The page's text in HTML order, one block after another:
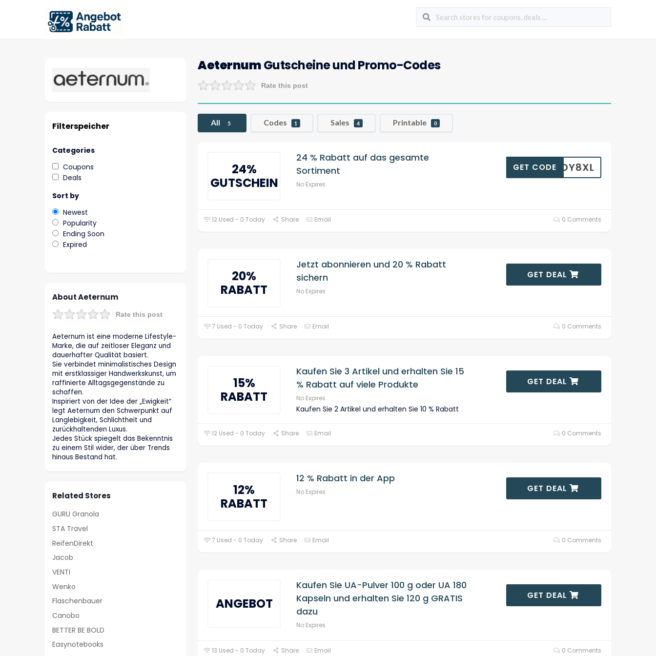
AeternumGutscheine und Promo-Codes
Rate this post
All 5 Codes 1 Sales 4 Printable 0
24%
GUTSCHEIN
24 % Rabatt auf das gesamte
Sortiment
No Expires
DXGDY8XL
GET CODE
12 Used - 0 Today Share Email 0 Comments
20%
RABATT
Jetzt abonnieren und 20 % Rabatt
sichern
No Expires
GET DEAL
7 Used - 0 Today Share Email 0 Comments
15%
RABATT
Kaufen Sie 3 Artikel und erhalten Sie 15
% Rabatt auf viele Produkte
No Expires
Kaufen Sie 2 Artikel und erhalten Sie 10 % Rabatt
GET DEAL
12 Used - 0 Today Share Email 0 Comments
12%
RABATT
12 % Rabatt in der App
No Expires GET DEAL
7 Used - 0 Today Share Email 0 Comments
ANGEBOT
Kaufen Sie UA-Pulver 100 g oder UA 180
Kapseln und erhalten Sie 120 g GRATIS
dazu
No Expires
GET DEAL
13 Used - 0 Today Share Email 0 Comments
Filterspeicher
Categories
Coupons
Deals
Sort by
Newest
Popularity
Ending Soon
Expired
About Aeternum
Rate this post
Aeternum ist eine moderne Lifestyle-
Marke, die auf zeitloser Eleganz und
dauerhafter Qualität basiert.
Sie verbindet minimalistisches Design
mit erstklassiger Handwerkskunst, um
raffinierte Alltagsgegenstände zu
schaffen.
Inspiriert von der Idee der „Ewigkeit“
legt Aeternum den Schwerpunkt auf
Langlebigkeit, Schlichtheit und
zurückhaltenden Luxus.
Jedes Stück spiegelt das Bekenntnis
zu einem Stil wider, der über Trends
hinaus Bestand hat.
Related Stores
GURU Granola
STA Travel
ReifenDirekt
Jacob
VENTI
Wenko
Flaschenbauer
Canobo
BETTER BE BOLD
Easynotebooks